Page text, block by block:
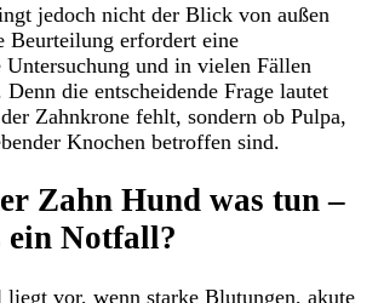
jedoch nicht der Blick von außen
Beurteilung erfordert eine
Untersuchung und in vielen Fällen
Denn die entscheidende Frage lautet
Zahnkrone fehlt, sondern ob Pulpa,
Knochen betroffen sind.
Zahn Hund was tun –
ein Notfall?
vor, wenn starke Blutungen, akute